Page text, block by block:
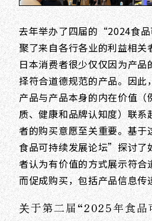
去年举办了四届的“2024食
聚了来自各行各业的利益相关
日本消费者很少仅仅因为产
择符合道德规范的产品。因此
产品与产品本身的内在价值
质、健康和品牌认知度）联系
者的购买意愿至关重要。基
食品可持续发展论坛”探讨了
者认为有价值的方式展示符合
而促成购买，包括产品信息传
关于第二届“2025年食品